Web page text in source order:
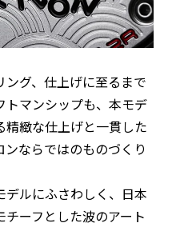
グ、仕上げに至るまで
トマンシップも、本モデ
緻な仕上げと一貫した
ならではのものづくり
ルにふさわしく、日本
ーフとした波のアート